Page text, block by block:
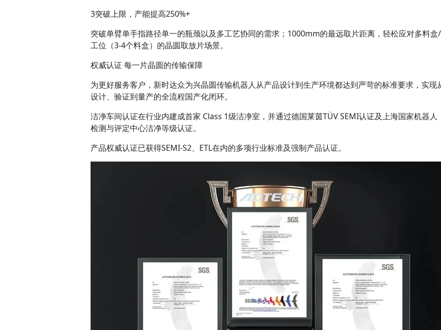
3突破上限，产能提高250%+
突破单臂单手指路径单一的瓶颈以及多工艺协同的需求；1000mm的最远取片距离，轻松应对多料盒/
工位（3-4个料盒）的晶圆取放片场景。
权威认证 每一片晶圆的传输保障
为更好服务客户，新时达众为兴晶圆传输机器人从产品设计到生产环境都达到严苛的标准要求，实现
设计、验证到量产的全流程国产化闭环。
洁净车间认证在行业内建成首家 Class 1级洁净室，并通过德国莱茵TÜV SEMI认证及上海国家机器人
检测与评定中心洁净等级认证。
产品权威认证已获得SEMI-S2、ETL在内的多项行业标准及强制产品认证。